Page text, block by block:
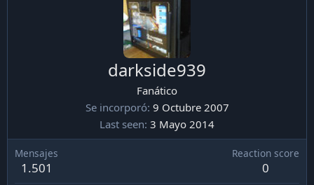
darkside939
Fanático
Se incorporó 9 Octubre 2007
Last seen 3 Mayo 2014
Mensajes
1.501
Reaction score
0